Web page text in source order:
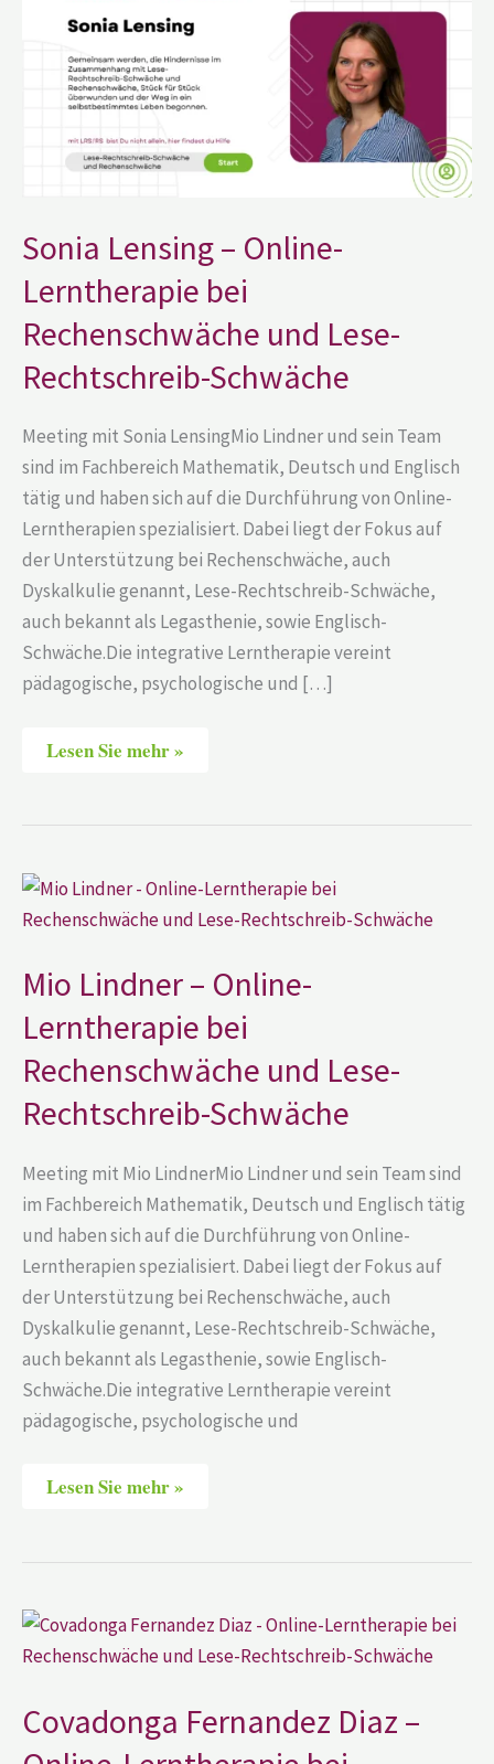
Sonia Lensing – Online-
Lerntherapie bei
Rechenschwäche und Lese-
Rechtschreib-Schwäche
Meeting mit Sonia LensingMio Lindner und sein Team
sind im Fachbereich Mathematik, Deutsch und Englisch
tätig und haben sich auf die Durchführung von Online-
Lerntherapien spezialisiert. Dabei liegt der Fokus auf
der Unterstützung bei Rechenschwäche, auch
Dyskalkulie genannt, Lese-Rechtschreib-Schwäche,
auch bekannt als Legasthenie, sowie Englisch-
Schwäche.Die integrative Lerntherapie vereint
pädagogische, psychologische und […]
Lerntherapie
Rechenschwäche
und
Lese-
Schwäche
Lesen Sie mehr »
Mio Lindner – Online-
Lerntherapie bei
Rechenschwäche und Lese-
Rechtschreib-Schwäche
Meeting mit Mio LindnerMio Lindner und sein Team sind
im Fachbereich Mathematik, Deutsch und Englisch tätig
und haben sich auf die Durchführung von Online-
Lerntherapien spezialisiert. Dabei liegt der Fokus auf
der Unterstützung bei Rechenschwäche, auch
Dyskalkulie genannt, Lese-Rechtschreib-Schwäche,
auch bekannt als Legasthenie, sowie Englisch-
Schwäche.Die integrative Lerntherapie vereint
pädagogische, psychologische und
Mio
Lindner
–
bei
Rechenschwäche
Lese-
Schwäche
Lesen Sie mehr »
Covadonga Fernandez Diaz –
Covadonga
Fernandez
Diaz
Lerntherapie
bei
Rechenschwäche